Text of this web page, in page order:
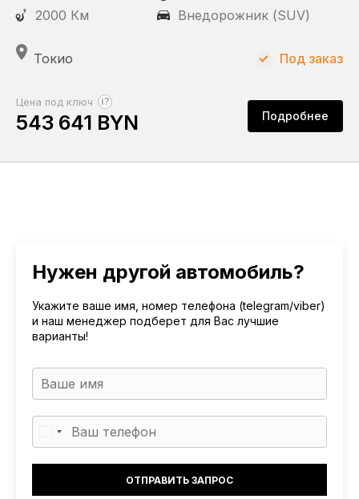
Статус
Пробег
2000 Км
Внедорожник (SUV)
Токио
Цена под ключ ?
543 641 BYN Подробнее
Под заказ
Нужен другой автомобиль?
Укажите ваше имя, номер телефона (telegram/viber)
и наш менеджер подберет для Вас лучшие
варианты!